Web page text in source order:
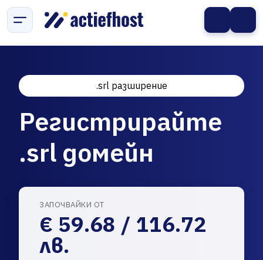
.srl разширение
Регистрирайте
.srl домейн
ЗАПОЧВАЙКИ ОТ
€ 59.68 / 116.72
лв.